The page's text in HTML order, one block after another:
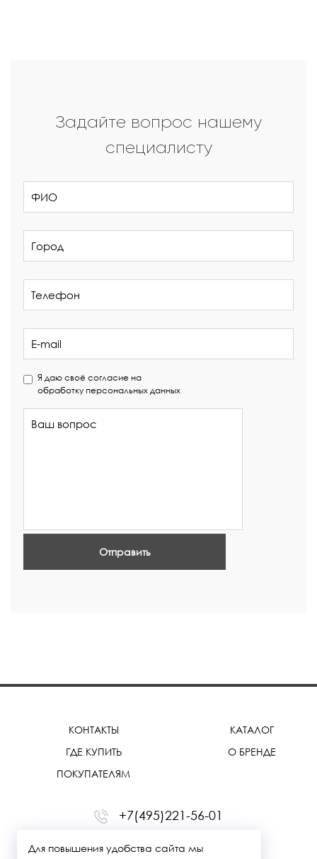
Задайте вопрос нашему
специалисту
Я даю своё согласие на
обработку персональных данных
Отправить
КОНТАКТЫ
ГДЕ КУПИТЬ
ПОКУПАТЕЛЯМ
КАТАЛОГ
О БРЕНДЕ
+7(495)221-56-01
office@treemmerussia.ru
Для повышения удобства сайта мы